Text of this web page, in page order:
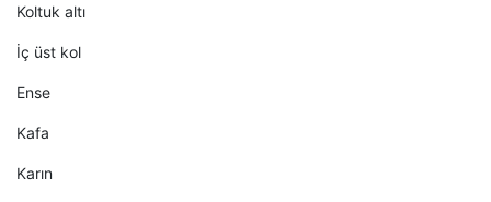
Koltuk altı
İç üst kol
Ense
Kafa
Karın